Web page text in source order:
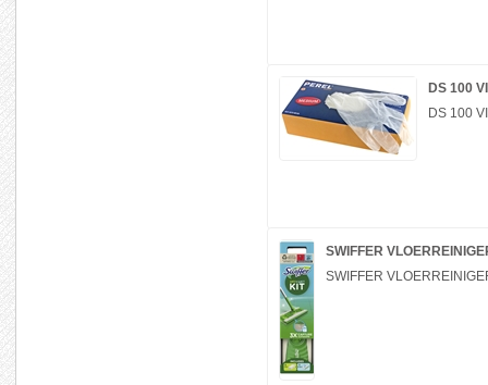
DS 100
DS 100
SWIFFER
SWIFFER